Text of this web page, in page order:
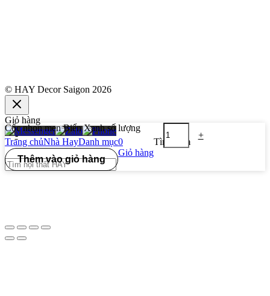
© HAY Decor Saigon 2026
Giỏ hàng
Trang chủNhà HayDanh mục0
Giỏ hàng
Tìm kiếm
-
Cốc nhọn men Biển Xanh số lượng
+
Thêm vào giỏ hàng